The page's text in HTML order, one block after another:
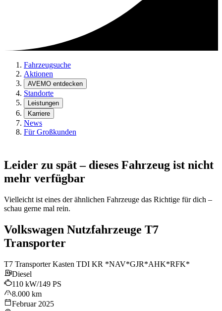
Fahrzeugsuche
Aktionen
AVEMO entdecken
Standorte
Leistungen
Karriere
News
Für Großkunden
Leider zu spät – dieses Fahrzeug ist nicht
mehr verfügbar
Vielleicht ist eines der ähnlichen Fahrzeuge das Richtige für dich –
schau gerne mal rein.
Volkswagen Nutzfahrzeuge T7
Transporter
T7 Transporter Kasten TDI KR *NAV*GJR*AHK*RFK*
Diesel
110 kW/149 PS
8.000 km
Februar 2025